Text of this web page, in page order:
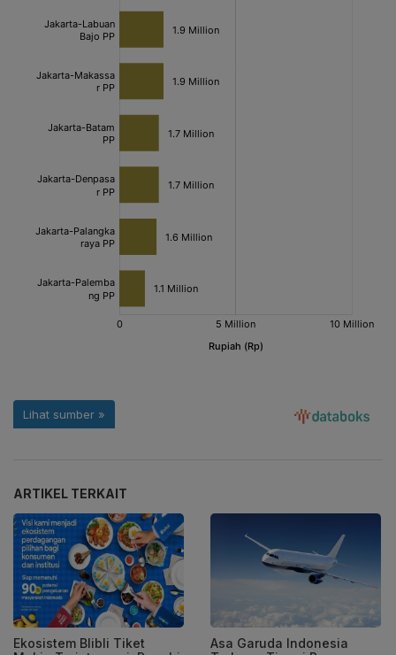
ARTIKEL TERKAIT
Ekosistem Blibli Tiket
Asa Garuda Indonesia